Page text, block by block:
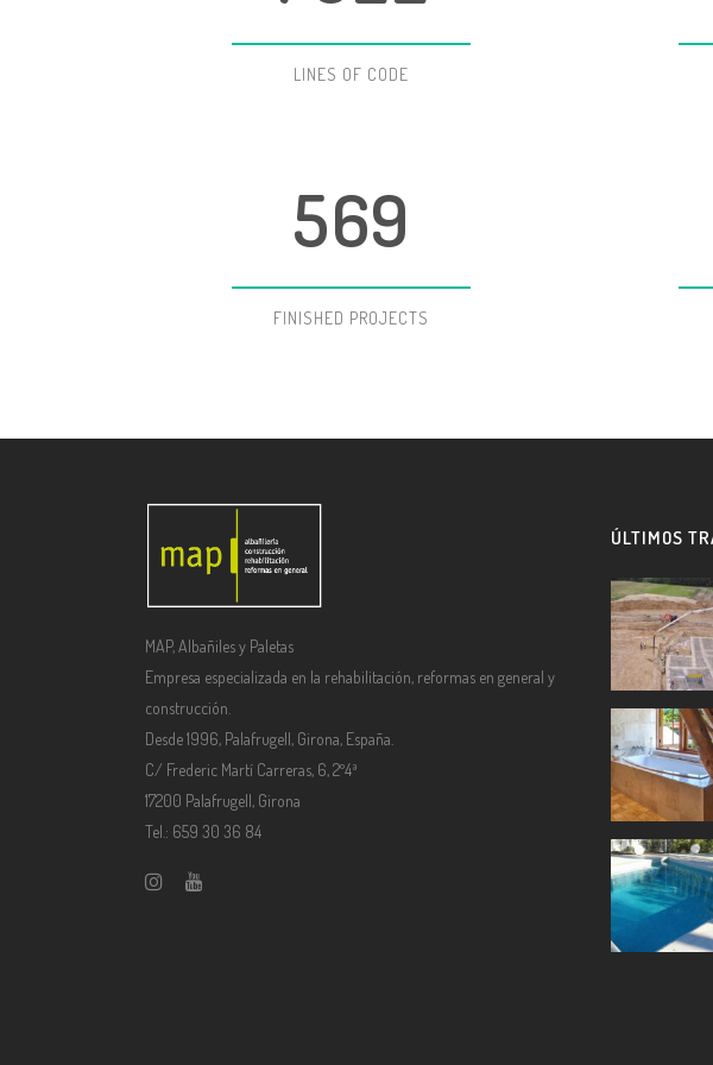
LINES OF CODE
3
5
4
6
7
9
FINISHED PROJECTS
MAP, Albañiles y Paletas
Empresa especializada en la rehabilitación, reformas en general y
construcción.
Desde 1996, Palafrugell, Girona, España.
C/ Frederic Martí Carreras, 6, 2º4ª
17200 Palafrugell, Girona
Tel.: 659 30 36 84
ÚLTIMOS